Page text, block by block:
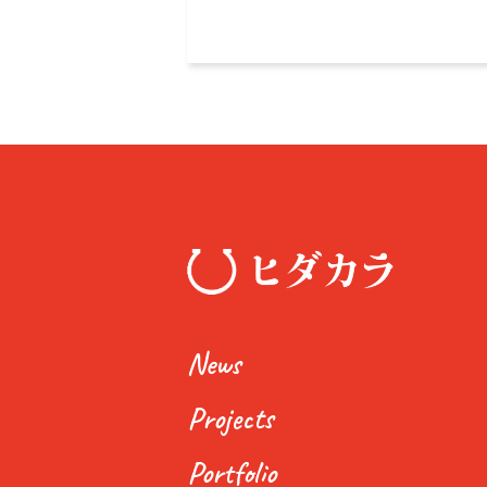
News
Projects
Portfolio